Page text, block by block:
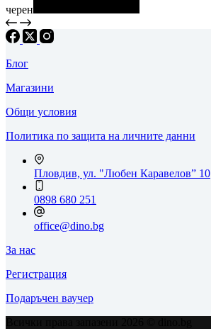
черен
Блог
Магазини
Общи условия
Политика по защита на личните данни
Пловдив, ул. "Любен Каравелов” 10
0898 680 251
office@dino.bg
За нас
Регистрация
Подаръчен ваучер